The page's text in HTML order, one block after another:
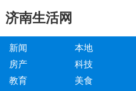
济南生活网
新闻 本地
房产
科技
教育
美食